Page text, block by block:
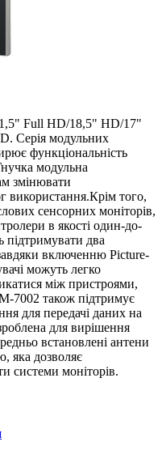
Full HD/18,5" HD/17"
Серія модульних
функціональність
модульна
змінювати
використання.Крім того,
сенсорних моніторів,
в якості один-до-
підтримувати два
включенню Picture-
можуть легко
між пристроями,
7002 також підтримує
для передачі даних на
для вирішення
встановлені антени
яка дозволяє
системи моніторів.